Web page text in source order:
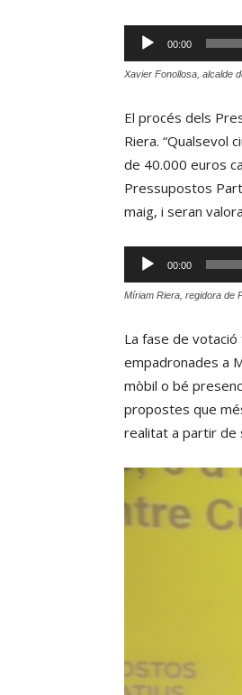
Reproductor
d'àudio
00:00
Xavier Fonollosa, alcalde
El procés dels
Riera. “Qualsevol
de 40.000 euros
Pressupostos
maig, i seran
Reproductor
d'àudio
00:00
Míriam Riera, regidora de
La fase de
empadronades a
mòbil o bé
propostes que
realitat a partir de